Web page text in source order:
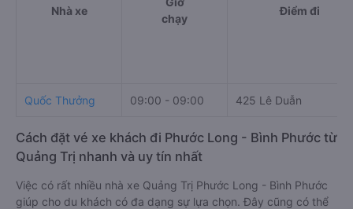
Nhà xe
chạy
Điểm đi
Quốc Thưởng 09:00 - 09:00 425 Lê Duẫn
Cách đặt vé xe khách đi Phước Long - Bình Phước từ
Quảng Trị nhanh và uy tín nhất
Việc có rất nhiều nhà xe Quảng Trị Phước Long - Bình Phước
giúp cho du khách có đa dạng sự lựa chọn. Đây cũng có thể